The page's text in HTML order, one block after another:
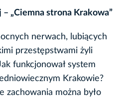
– „Ciemna strona Krakowa”
nerwach, lubiących
przestępstwami żyli
funkcjonował system
Krakowie?
zachowania można było